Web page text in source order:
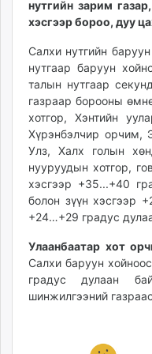
ikon.mn
Livetv.mn
Eguur.mn
24tsag.mn
shuud.mn
eagle.mn
ergelt.mn
zarig.mn
today.mn
zuv.mn
ugluu.mn
urlag.mn
unen.mn
нутгийн зарим
хэсгээр бороо, дуу
Салхи нутгийн
нутгаар баруун
талын нутгаар
газраар борооны
хотгор, Хэнтийн
Хүрэнбэлчир орчим,
Улз, Халх голын
нууруудын хотгор,
хэсгээр +35...+40
болон зүүн хэсгээр
+24…+29 градус
Улаанбаатар хот
Салхи баруун
градус дулаан
шинжилгээний